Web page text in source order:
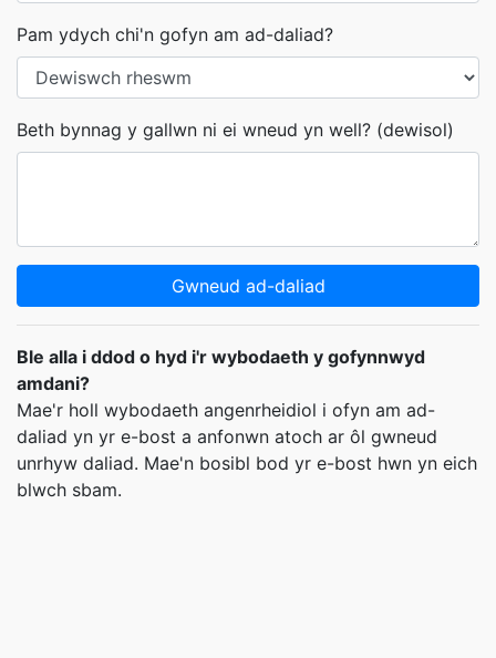
Pam ydych chi'n gofyn am ad-daliad?
Beth bynnag y gallwn ni ei wneud yn well? (dewisol)
Gwneud ad-daliad
Ble alla i ddod o hyd i'r wybodaeth y gofynnwyd
amdani?
Mae'r holl wybodaeth angenrheidiol i ofyn am ad-
daliad yn yr e-bost a anfonwn atoch ar ôl gwneud
unrhyw daliad. Mae'n bosibl bod yr e-bost hwn yn eich
blwch sbam.